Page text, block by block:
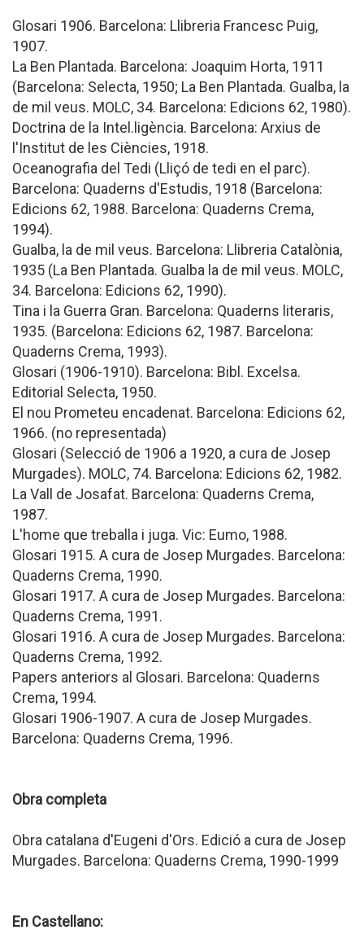
Glosari 1906. Barcelona: Llibreria Francesc Puig,
1907.
La Ben Plantada. Barcelona: Joaquim Horta, 1911
(Barcelona: Selecta, 1950; La Ben Plantada. Gualba, la
de mil veus. MOLC, 34. Barcelona: Edicions 62, 1980).
Doctrina de la Intel.ligència. Barcelona: Arxius de
l'Institut de les Ciències, 1918.
Oceanografia del Tedi (Lliçó de tedi en el parc).
Barcelona: Quaderns d'Estudis, 1918 (Barcelona:
Edicions 62, 1988. Barcelona: Quaderns Crema,
1994).
Gualba, la de mil veus. Barcelona: Llibreria Catalònia,
1935 (La Ben Plantada. Gualba la de mil veus. MOLC,
34. Barcelona: Edicions 62, 1990).
Tina i la Guerra Gran. Barcelona: Quaderns literaris,
1935. (Barcelona: Edicions 62, 1987. Barcelona:
Quaderns Crema, 1993).
Glosari (1906-1910). Barcelona: Bibl. Excelsa.
Editorial Selecta, 1950.
El nou Prometeu encadenat. Barcelona: Edicions 62,
1966. (no representada)
Glosari (Selecció de 1906 a 1920, a cura de Josep
Murgades). MOLC, 74. Barcelona: Edicions 62, 1982.
La Vall de Josafat. Barcelona: Quaderns Crema,
1987.
L'home que treballa i juga. Vic: Eumo, 1988.
Glosari 1915. A cura de Josep Murgades. Barcelona:
Quaderns Crema, 1990.
Glosari 1917. A cura de Josep Murgades. Barcelona:
Quaderns Crema, 1991.
Glosari 1916. A cura de Josep Murgades. Barcelona:
Quaderns Crema, 1992.
Papers anteriors al Glosari. Barcelona: Quaderns
Crema, 1994.
Glosari 1906-1907. A cura de Josep Murgades.
Barcelona: Quaderns Crema, 1996.
Obra completa
Obra catalana d'Eugeni d'Ors. Edició a cura de Josep
Murgades. Barcelona: Quaderns Crema, 1990-1999
En Castellano: